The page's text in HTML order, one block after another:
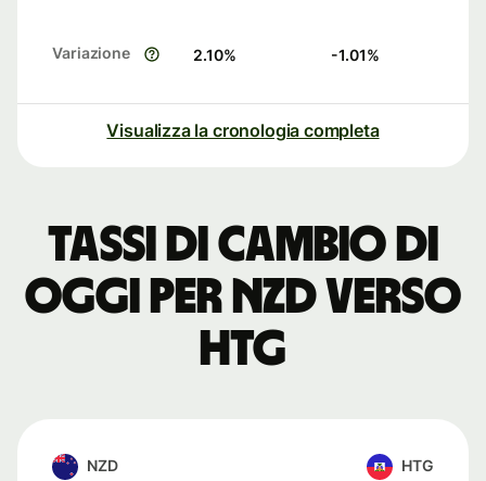
Variazione 2.10% -1.01%
Visualizza la cronologia completa
Tassi di cambio di
oggi per NZD verso
HTG
NZD HTG